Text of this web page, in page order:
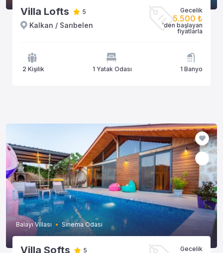
Villa Lofts 5
Kalkan / Sarıbelen
Gecelik
5.500 ₺
'den başlayan
fiyatlarla
2 Kişilik 1 Yatak Odası 1 Banyo
Balayı Villası Sinema Odası
Villa Softs 5 Gecelik